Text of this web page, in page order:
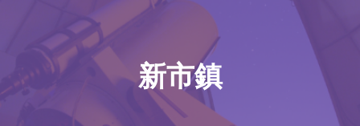
THE COURSES
ASTRONOMICAL CENTRE
STORIES OF NATURE
COMPETITIONS/PROJECTS
新市鎮